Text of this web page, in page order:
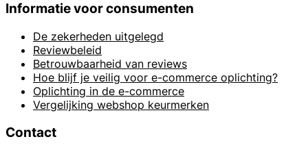
Informatie voor consumenten
De zekerheden uitgelegd
Reviewbeleid
Betrouwbaarheid van reviews
Hoe blijf je veilig voor e-commerce oplichting?
Oplichting in de e-commerce
Vergelijking webshop keurmerken
Contact